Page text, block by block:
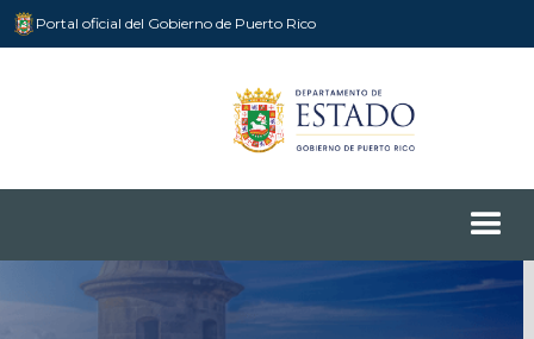
Portal oficial del Gobierno de Puerto Rico